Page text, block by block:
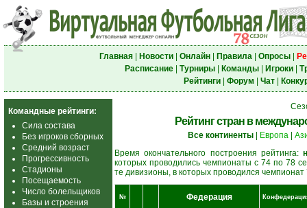
Главная| Новости| Онлайн| Правила| Опросы|
Расписание| Турниры| Команды| Игроки|
Рейтинги| Форум Чат|
Командные рейтинги:
Сила состава
Без игроков сборных
Средний возраст
Прогрессивность
Стадионы
Посещаемость
Число болельщиков
Базы и строения
Рейтинг стран в
Все континенты| Европа|
Время окончательного построения рейтинга:
которых проводились чемпионаты с 74 по 78
те дивизионы, в которых проводился чемпионат
№ Федерация